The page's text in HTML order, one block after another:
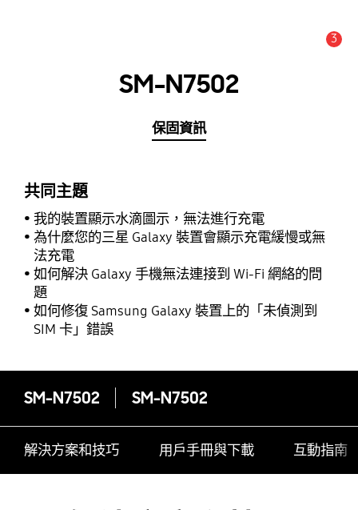
3
SM-N7502
保固資訊
共同主題
我的裝置顯示水滴圖示，無法進行充電
為什麼您的三星 Galaxy 裝置會顯示充電緩慢或無
法充電
如何解決 Galaxy 手機無法連接到 Wi-Fi 網絡的問
題
如何修復 Samsung Galaxy 裝置上的「未偵測到
SIM 卡」錯誤
SM-N7502 SM-N7502
解決方案和技巧 用戶手冊與下載 互動指南